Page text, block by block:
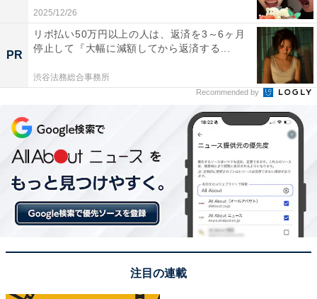
2025/12/26
PR
リボ払い50万円以上の人は、返済を3～6ヶ月
停止して『大幅に減額してから返済する...
渋谷法務総合事務所
Recommended by
注目の連載